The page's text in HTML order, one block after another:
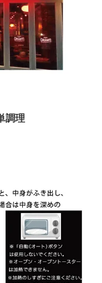
調理